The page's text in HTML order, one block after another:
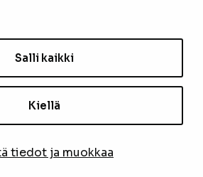
Salli kaikki
Kiellä
tiedot ja muokkaa